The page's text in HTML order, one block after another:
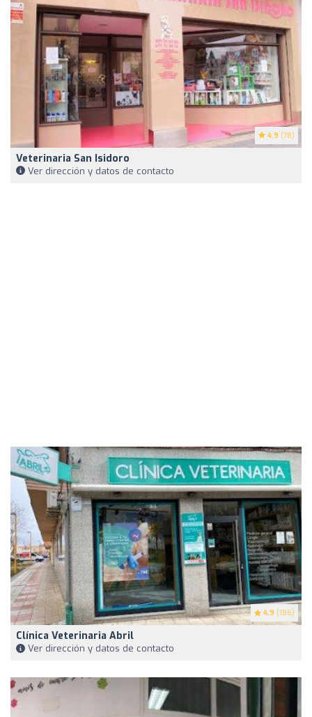
4.9 (78)
Veterinaria San Isidoro
Ver dirección y datos de contacto
4.9 (186)
Clínica Veterinaria Abril
Ver dirección y datos de contacto